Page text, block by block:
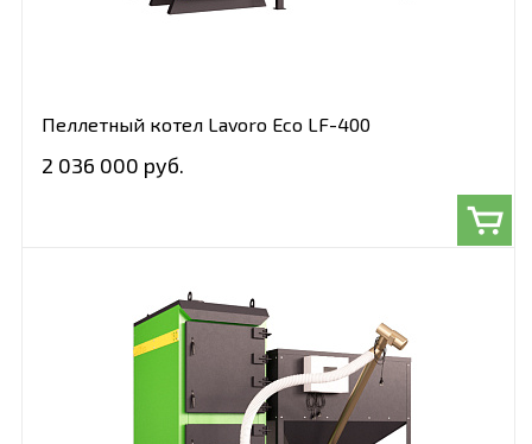
Пеллетный котел Lavoro Eco LF-400
2 036 000 руб.